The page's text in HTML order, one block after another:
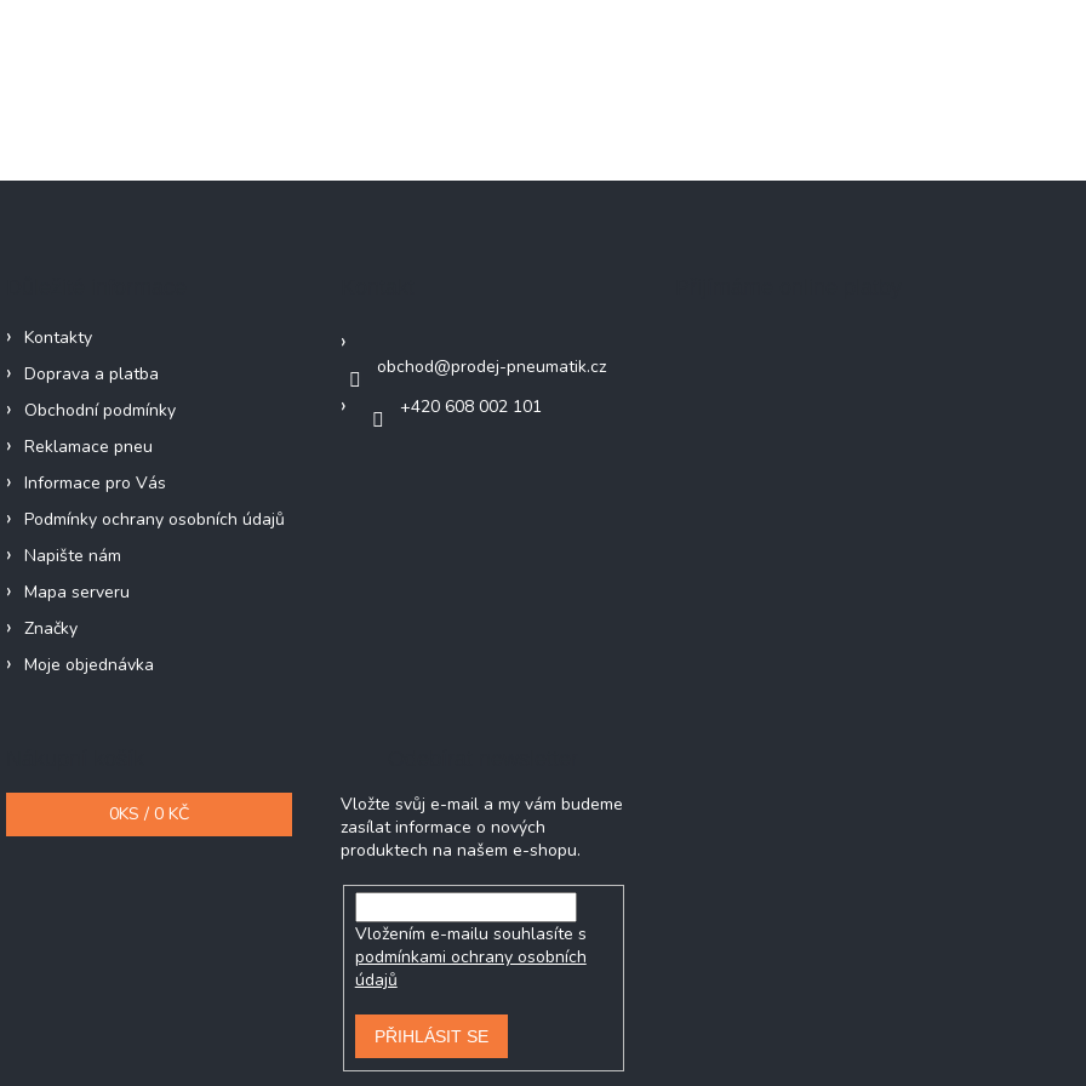
Kontakty
Doprava a platba
Obchodní podmínky
Reklamace pneu
Informace pro Vás
Podmínky ochrany osobních údajů
Napište nám
Mapa serveru
Značky
Moje objednávka
obchod@prodej-pneumatik.cz
+420 608 002 101
0KS / 0 KČ
Vložte svůj e-mail a my vám budeme
zasílat informace o nových
produktech na našem e-shopu.
Vložením e-mailu souhlasíte s
podmínkami ochrany osobních
údajů
PŘIHLÁSIT SE